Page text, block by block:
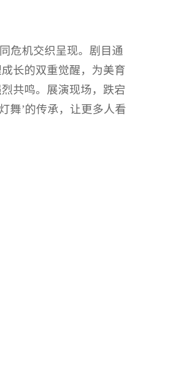
危机交织呈现。剧目通
长的双重觉醒，为美育
共鸣。展演现场，跌宕
舞’的传承，让更多人看